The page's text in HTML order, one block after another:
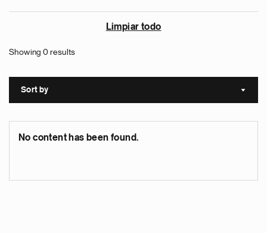
Limpiar todo
Showing 0 results
Sort by Sort
No content has been found.